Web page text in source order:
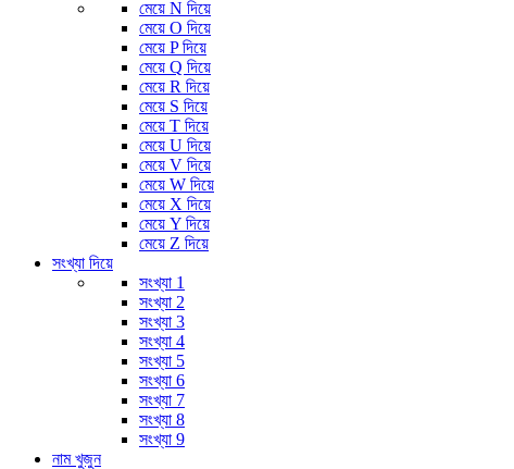
মেয়ে N দিয়ে
মেয়ে O দিয়ে
মেয়ে P দিয়ে
মেয়ে Q দিয়ে
মেয়ে R দিয়ে
মেয়ে S দিয়ে
মেয়ে T দিয়ে
মেয়ে U দিয়ে
মেয়ে V দিয়ে
মেয়ে W দিয়ে
মেয়ে X দিয়ে
মেয়ে Y দিয়ে
মেয়ে Z দিয়ে
সংখ্যা দিয়ে
সংখ্যা 1
সংখ্যা 2
সংখ্যা 3
সংখ্যা 4
সংখ্যা 5
সংখ্যা 6
সংখ্যা 7
সংখ্যা 8
সংখ্যা 9
নাম খুজুন